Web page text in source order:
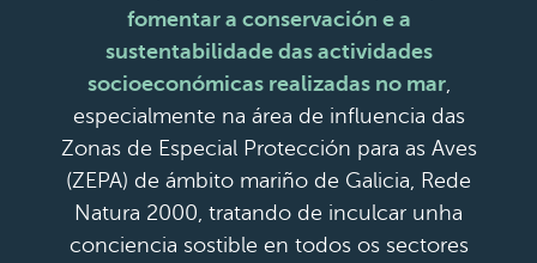
fomentar a conservación e a
sustentabilidade das actividades
socioeconómicas realizadas no mar,
especialmente na área de influencia das
Zonas de Especial Protección para as Aves
(ZEPA) de ámbito mariño de Galicia, Rede
Natura 2000, tratando de inculcar unha
conciencia sostible en todos os sectores